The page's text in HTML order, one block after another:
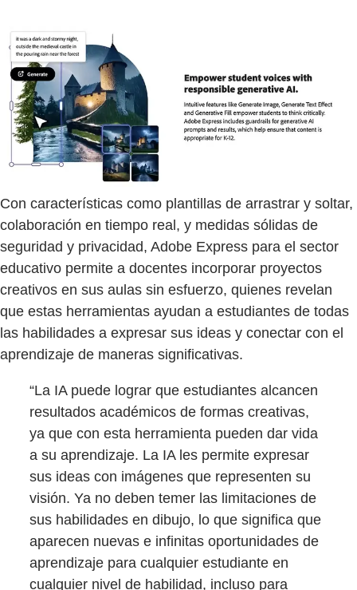
Con características como plantillas de arrastrar y soltar,
colaboración en tiempo real, y medidas sólidas de
seguridad y privacidad, Adobe Express para el sector
educativo permite a docentes incorporar proyectos
creativos en sus aulas sin esfuerzo, quienes revelan
que estas herramientas ayudan a estudiantes de todas
las habilidades a expresar sus ideas y conectar con el
aprendizaje de maneras significativas.
“La IA puede lograr que estudiantes alcancen
resultados académicos de formas creativas,
ya que con esta herramienta pueden dar vida
a su aprendizaje. La IA les permite expresar
sus ideas con imágenes que representen su
visión. Ya no deben temer las limitaciones de
sus habilidades en dibujo, lo que significa que
aparecen nuevas e infinitas oportunidades de
aprendizaje para cualquier estudiante en
cualquier nivel de habilidad, incluso para